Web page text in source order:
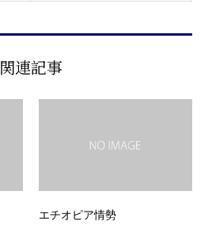
関連記事
エチオピア情勢